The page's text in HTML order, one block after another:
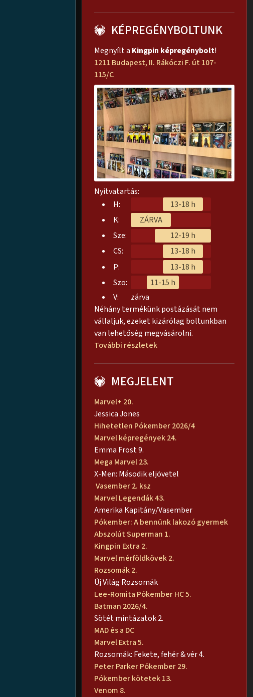
KÉPREGÉNYBOLTUNK
Megnyílt a Kingpin képregénybolt!
1211 Budapest, II. Rákóczi F. út 107-
115/C
Nyitvatartás:
H:
13-18 h
K:
ZÁRVA
Sze:
12-19 h
CS:
13-18 h
P:
13-18 h
Szo:
11-15 h
V:
zárva
Néhány termékünk postázását nem
vállaljuk, ezeket kizárólag boltunkban
van lehetőség megvásárolni.
További részletek
MEGJELENT
Marvel+ 20.
Jessica Jones
Hihetetlen Pókember 2026/4
Marvel képregények 24.
Emma Frost 9.
Mega Marvel 23.
X-Men: Második eljövetel
Vasember 2. ksz
Marvel Legendák 43.
Amerika Kapitány/Vasember
Pókember: A bennünk lakozó gyermek
Abszolút Superman 1.
Kingpin Extra 2.
Marvel mérföldkövek 2.
Rozsomák 2.
Új Világ Rozsomák
Lee-Romita Pókember HC 5.
Batman 2026/4.
Sötét mintázatok 2.
MAD és a DC
Marvel Extra 5.
Rozsomák: Fekete, fehér & vér 4.
Peter Parker Pókember 29.
Pókember kötetek 13.
Venom 8.